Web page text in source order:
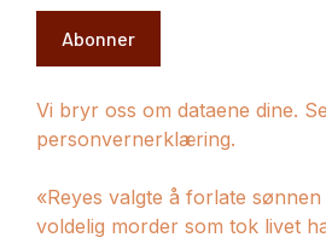
Abonner
Vi bryr oss om dataene dine.
personvernerklæring.
«Reyes valgte å forlate
voldelig morder som tok livet